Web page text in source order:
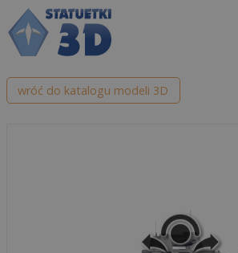
Przejdź
do
treści
wróć do katalogu modeli 3D